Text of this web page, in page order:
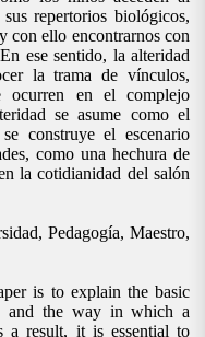
repertorios biológicos,
con ello encontrarnos con
ese sentido, la alteridad
la trama de vínculos,
ocurren en el complejo
se asume como el
construye el escenario
como una hechura de
la cotidianidad del salón
Pedagogía, Maestro,
is to explain the basic
and the way in which a
a result, it is essential to